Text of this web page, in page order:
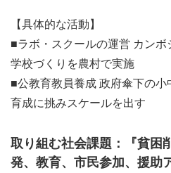
【具体的な活動】
■ラボ・スクールの運営 カンボ
学校づくりを農村で実施
■公教育教員養成 政府傘下の
育成に挑みスケールを出す
取り組む社会課題：『貧困
発、教育、市民参加、援助